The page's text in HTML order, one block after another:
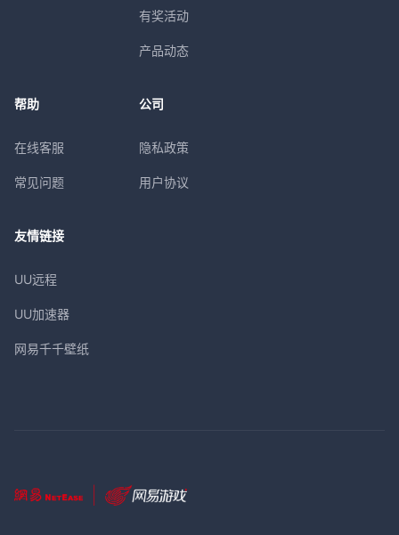
有奖活动
产品动态
帮助
在线客服
常见问题
公司
隐私政策
用户协议
友情链接
UU远程
UU加速器
网易千千壁纸